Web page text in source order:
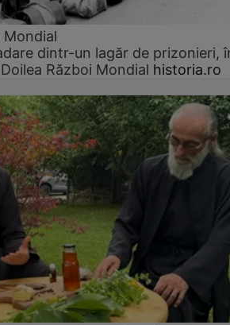
Mondial
dintr-un lagăr de prizonieri,
Război Mondial historia.ro